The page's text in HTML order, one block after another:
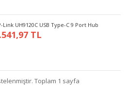
Link UH9120C USB Type-C 9 Port Hub
TL
Toplam 1 sayfa